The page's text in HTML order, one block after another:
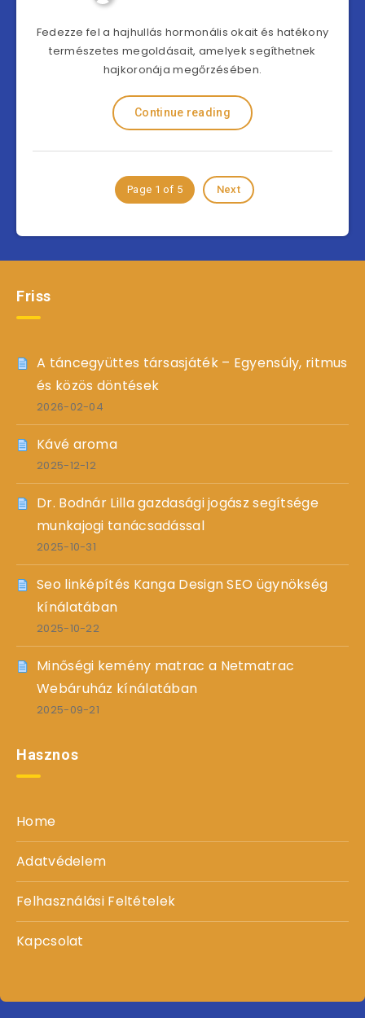
Fedezze fel a hajhullás hormonális okait és hatékony
természetes megoldásait, amelyek segíthetnek
hajkoronája megőrzésében.
Continue reading
Page 1 of 5 Next
Friss
A táncegyüttes társasjáték – Egyensúly, ritmus
és közös döntések
2026-02-04
Kávé aroma
2025-12-12
Dr. Bodnár Lilla gazdasági jogász segítsége
munkajogi tanácsadással
2025-10-31
Seo linképítés Kanga Design SEO ügynökség
kínálatában
2025-10-22
Minőségi kemény matrac a Netmatrac
Webáruház kínálatában
2025-09-21
Hasznos
Home
Adatvédelem
Felhasználási Feltételek
Kapcsolat